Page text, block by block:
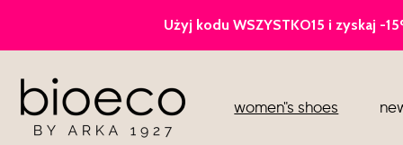
women"s shoes
sports